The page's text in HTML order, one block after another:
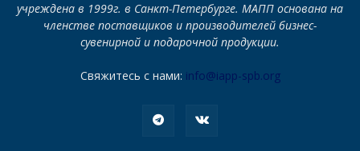
учреждена в 1999г. в Санкт-Петербурге. МАПП основана на
членстве поставщиков и производителей бизнес-
сувенирной и подарочной продукции.
Свяжитесь с нами: info@iapp-spb.org